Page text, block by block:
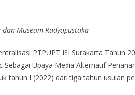
dan Museum Radyapustaka
PTPUPT ISI Surakarta Tahun
Upaya Media Alternatif
tahun I (2022) dari tiga tahun usulan